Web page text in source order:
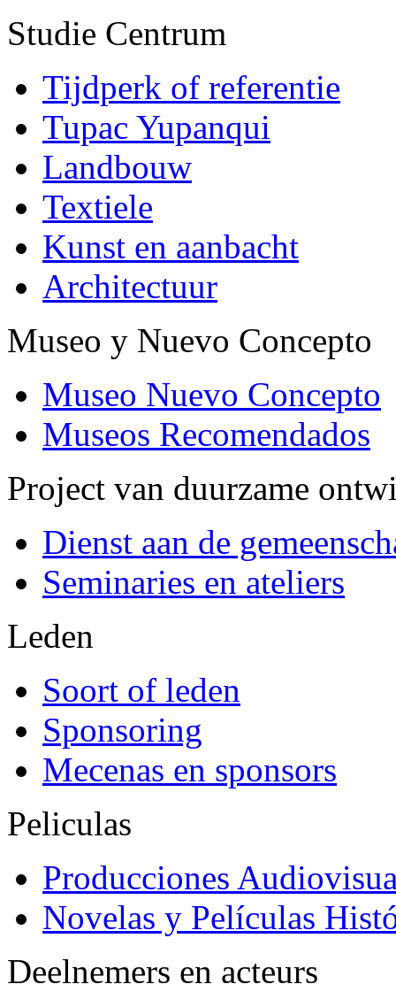
Studie Centrum
Tijdperk of referentie
Tupac Yupanqui
Landbouw
Textiele
Kunst en aanbacht
Architectuur
Museo y Nuevo Concepto
Museo Nuevo Concepto
Museos Recomendados
Project van duurzame
Dienst aan de
Seminaries en ateliers
Leden
Soort of leden
Sponsoring
Mecenas en sponsors
Peliculas
Producciones
Novelas y Películas
Deelnemers en acteurs